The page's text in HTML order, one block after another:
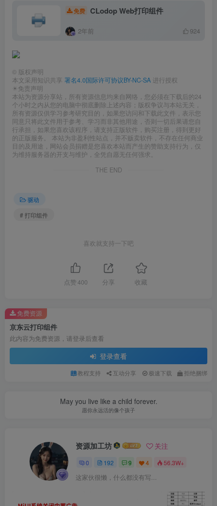
免费 CLodop Web打印组件
2年前 924
© 版权声明
本文采用知识共享 署名4.0国际许可协议BY-NC-SA 进行授权
☀免责声明
本站为资源分享站，所有资源信息均来自网络，您必须在下载后的24
个小时之内从您的电脑中彻底删除上述内容；版权争议与本站无关，
所有资源仅供学习参考研究目的，如果您访问和下载此文件，表示您
同意只将此文件用于参考、学习而非其他用途，否则一切后果请您自
行承担，如果您喜欢该程序，请支持正版软件，购买注册，得到更好
的正版服务。 本站为非盈利性站点，并不贩卖软件，不存在任何商业
目的及用途，网站会员捐赠是您喜欢本站而产生的赞助支持行为，仅
为维持服务器的开支与维护，全凭自愿无任何强求。
THE END
驱动
# 打印组件
喜欢就支持一下吧
点赞 400 分享 收藏
京东云打印组件
此内容为免费资源，请登录后查看
登录查看
教程支持 互动分享 极速下载 拒绝捆绑
免费资源
May you live like a child forever.
愿你永远活的像个孩子
资源加工坊 关注
0 192 9 4 56.3W+
这家伙很懒，什么都没有写...